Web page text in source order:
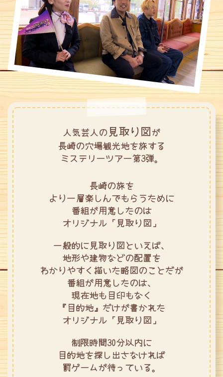
人気芸人の 見取り図が
長崎の穴場観光地を旅する
ミステリーツアー第3弾。
長崎の旅を
より一層楽しんでもらうために
番組が用意したのは
オリジナル「見取り図」
一般的に見取り図といえば、
地形や建物などの配置を
わかりやすく描いた略図のことだが
番組が用意したのは、
現在地も目印もなく
『目的地』だけが書かれた
オリジナル「見取り図」
制限時間30分以内に
目的地を探し出さなければ
罰ゲームが待っている。